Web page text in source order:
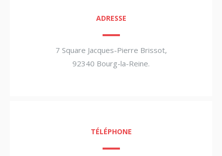
ADRESSE
7 Square Jacques-Pierre Brissot,
92340 Bourg-la-Reine.
TÉLÉPHONE